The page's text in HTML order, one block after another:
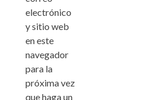
electrónico
y sitio web
en este
navegador
para la
próxima vez
que haga un